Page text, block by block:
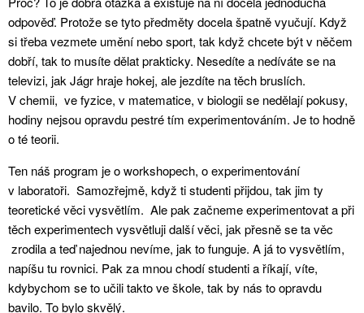
odpověď. Protože se tyto předměty docela špatně vyučují. Když
si třeba vezmete umění nebo sport, tak když chcete být v něčem
dobří, tak to musíte dělat prakticky. Nesedíte a nedíváte se na
televizi, jak Jágr hraje hokej, ale jezdíte na těch bruslích.
V chemii, ve fyzice, v matematice, v biologii se nedělají pokusy,
hodiny nejsou opravdu pestré tím experimentováním. Je to hodně
o té teorii.
Ten náš program je o workshopech, o experimentování
v laboratoři. Samozřejmě, když ti studenti přijdou, tak jim ty
teoretické věci vysvětlím. Ale pak začneme experimentovat a při
těch experimentech vysvětluji další věci, jak přesně se ta věc
zrodila a teď najednou nevíme, jak to funguje. A já to vysvětlím,
napíšu tu rovnici. Pak za mnou chodí studenti a říkají, víte,
kdybychom se to učili takto ve škole, tak by nás to opravdu
bavilo. To bylo skvělý.